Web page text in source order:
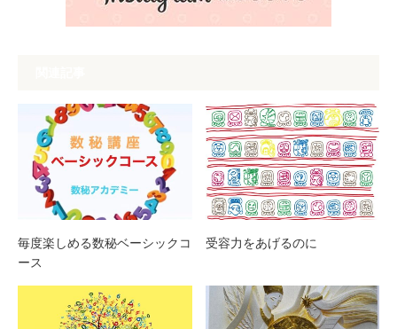
毎度楽しめる数秘ベーシックコ
ース
受容力をあげるのに